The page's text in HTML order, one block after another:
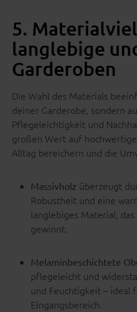
5.
langlebige
Garderoben
Die Wahl des Materials
deiner Garderobe, sondern
Pflegeleichtigkeit und
großen Wert auf
Alltag bereichern und die
Massivholz überzeugt
Robustheit und eine
langlebiges Material,
gewinnt.
Melaminbeschichtete
pflegeleicht und
und Feuchtigkeit – ideal
Eingangsbereich.